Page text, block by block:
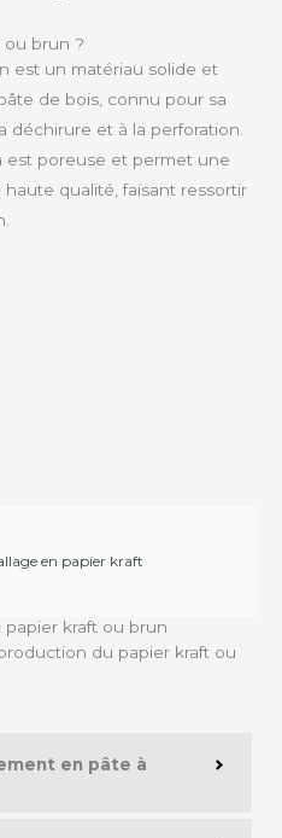
ou brun ?
est un matériau solide et
de bois, connu pour sa
déchirure et à la perforation.
est poreuse et permet une
qualité, faisant ressortir
en papier kraft
kraft ou brun
du papier kraft ou
en pâte à